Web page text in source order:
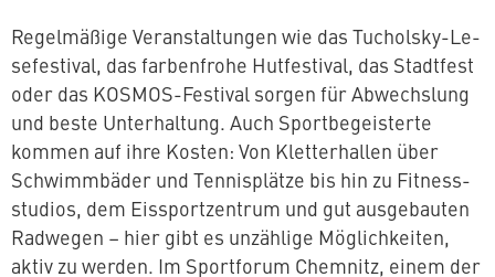
Re­gel­mä­ßi­ge Ver­an­stal­tun­gen wie das Tucholsky-Le­
se­fes­ti­val, das far­ben­fro­he Hut­fes­ti­val, das Stadtfest
oder das KOSMOS-Festival sorgen für Ab­wechs­lung
und beste Un­ter­hal­tung. Auch Sport­be­geis­ter­te
kommen auf ihre Kosten: Von Klet­ter­hal­len über
Schwimm­bä­der und Ten­nis­plät­ze bis hin zu Fit­ness­
stu­di­os, dem Eis­sport­zen­trum und gut aus­ge­bau­ten
Radwegen – hier gibt es unzählige Mög­lich­kei­ten,
aktiv zu werden. Im Sport­fo­rum Chemnitz, einem der